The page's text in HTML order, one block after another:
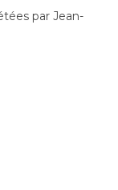
par Jean-